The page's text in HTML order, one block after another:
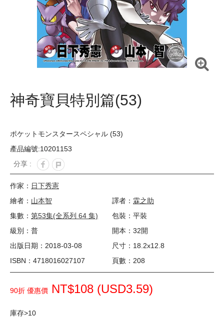
神奇寶貝特別篇(53)
ポケットモンスタースペシャル (53)
產品編號:10201153
分享 :
作家： 日下秀憲
繪者： 山本智 譯者： 霖之助
集數： 第53集(全系列 64 集)
包裝：平裝
級別：普
開本：32開
出版日期：2018-03-08
尺寸：18.2x12.8
ISBN：4718016027107
頁數：208
90折 優惠價 NT$108 (USD3.59)
庫存>10